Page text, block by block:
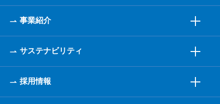
事業紹介
サステナビリティ
採用情報